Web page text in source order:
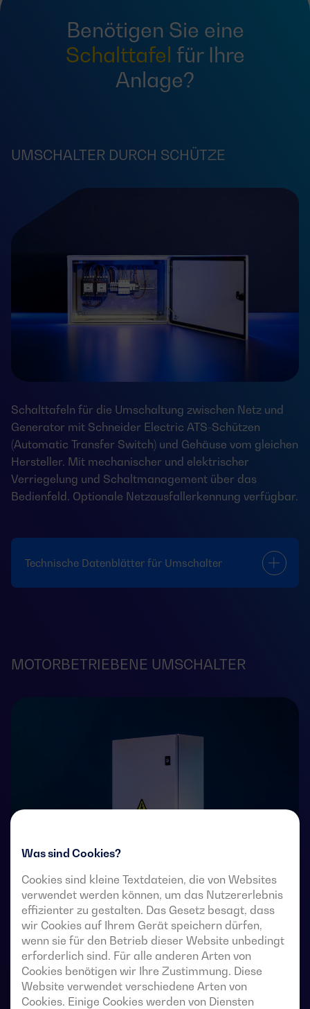
Was sind Cookies?
Cookies sind kleine Textdateien, die von Websites
verwendet werden können, um das Nutzererlebnis
effizienter zu gestalten. Das Gesetz besagt, dass
wir Cookies auf Ihrem Gerät speichern dürfen,
wenn sie für den Betrieb dieser Website unbedingt
erforderlich sind. Für alle anderen Arten von
Cookies benötigen wir Ihre Zustimmung. Diese
Website verwendet verschiedene Arten von
Cookies. Einige Cookies werden von Diensten
Benötigen Sie eine
Schalttafel für Ihre
Anlage?
UMSCHALTER DURCH SCHÜTZE
Schalttafeln für die Umschaltung zwischen Netz und
Generator mit Schneider Electric ATS-Schützen
(Automatic Transfer Switch) und Gehäuse vom gleichen
Hersteller. Mit mechanischer und elektrischer
Verriegelung und Schaltmanagement über das
Bedienfeld. Optionale Netzausfallerkennung verfügbar.
Technische Datenblätter für Umschalter
MOTORBETRIEBENE UMSCHALTER
4-polige, ferngesteuerte Umschalter mit voll sichtbarer
Unterbrechung. Sie ermöglichen die Lastumschaltung
von zwei Drehstromquellen über potentialfreie
Fernkontakte von einer externen automatischen
Steuerung mit Impulslogik oder einem Schalter.